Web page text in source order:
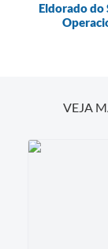
Eldorado
VEJA